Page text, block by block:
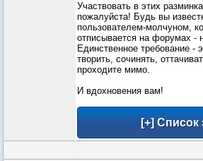
Участвовать в этих
пожалуйста! Будь вы
пользователем-молчуном,
отписывается на форумах -
Единственное требование -
творить, сочинять,
проходите мимо.
И вдохновения вам!